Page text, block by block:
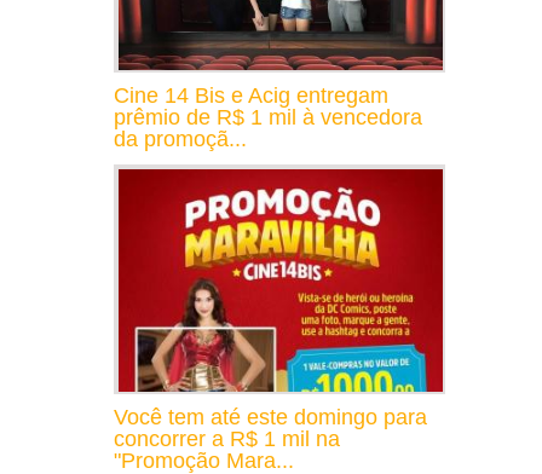
Cine 14 Bis e Acig entregam
prêmio de R$ 1 mil à vencedora
da promoçã...
Você tem até este domingo para
concorrer a R$ 1 mil na
"Promoção Mara...